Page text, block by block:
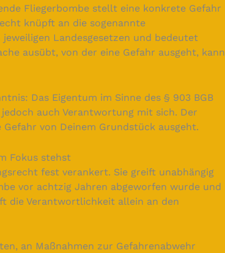
Fliegerbombe stellt eine konkrete Gefahr
knüpft an die sogenannte
Landesgesetzen und bedeutet
ausübt, von der eine Gefahr ausgeht, kann
Das Eigentum im Sinne des § 903 BGB
auch Verantwortung mit sich. Der
von Deinem Grundstück ausgeht.
Fokus stehst
fest verankert. Sie greift unabhängig
vor achtzig Jahren abgeworfen wurde und
die Verantwortlichkeit allein an den
an Maßnahmen zur Gefahrenabwehr